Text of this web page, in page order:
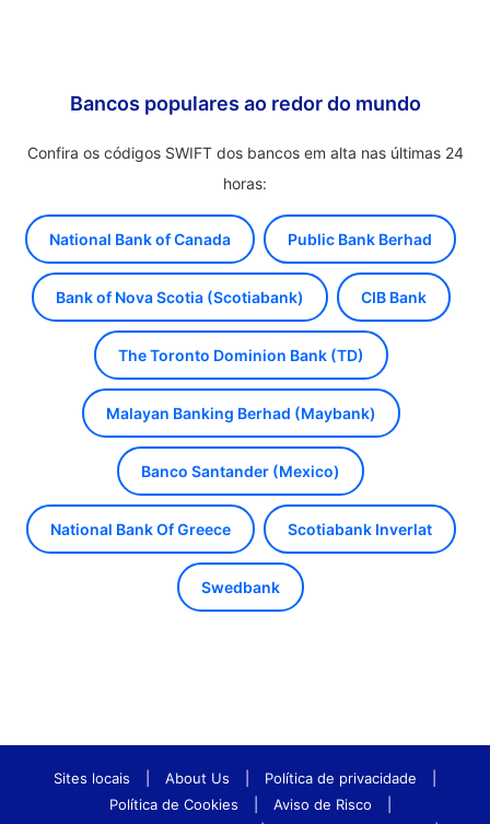
Bancos populares ao redor do mundo
Confira os códigos SWIFT dos bancos em alta nas últimas 24
horas:
National Bank of Canada Public Bank Berhad
Bank of Nova Scotia (Scotiabank) CIB Bank
The Toronto Dominion Bank (TD)
Malayan Banking Berhad (Maybank)
Banco Santander (Mexico)
National Bank Of Greece Scotiabank Inverlat
Swedbank
Sites locais About Us Política de privacidade
Política de Cookies
Aviso de Risco